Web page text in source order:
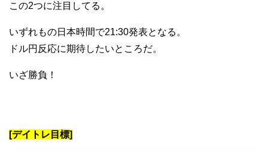
この2つに注目してる。
いずれもの日本時間で21:30発表となる。
ドル円反応に期待したいところだ。
いざ勝負！
[デイトレ目標]